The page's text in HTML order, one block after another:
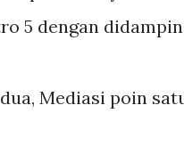
5 dengan
Mediasi poin